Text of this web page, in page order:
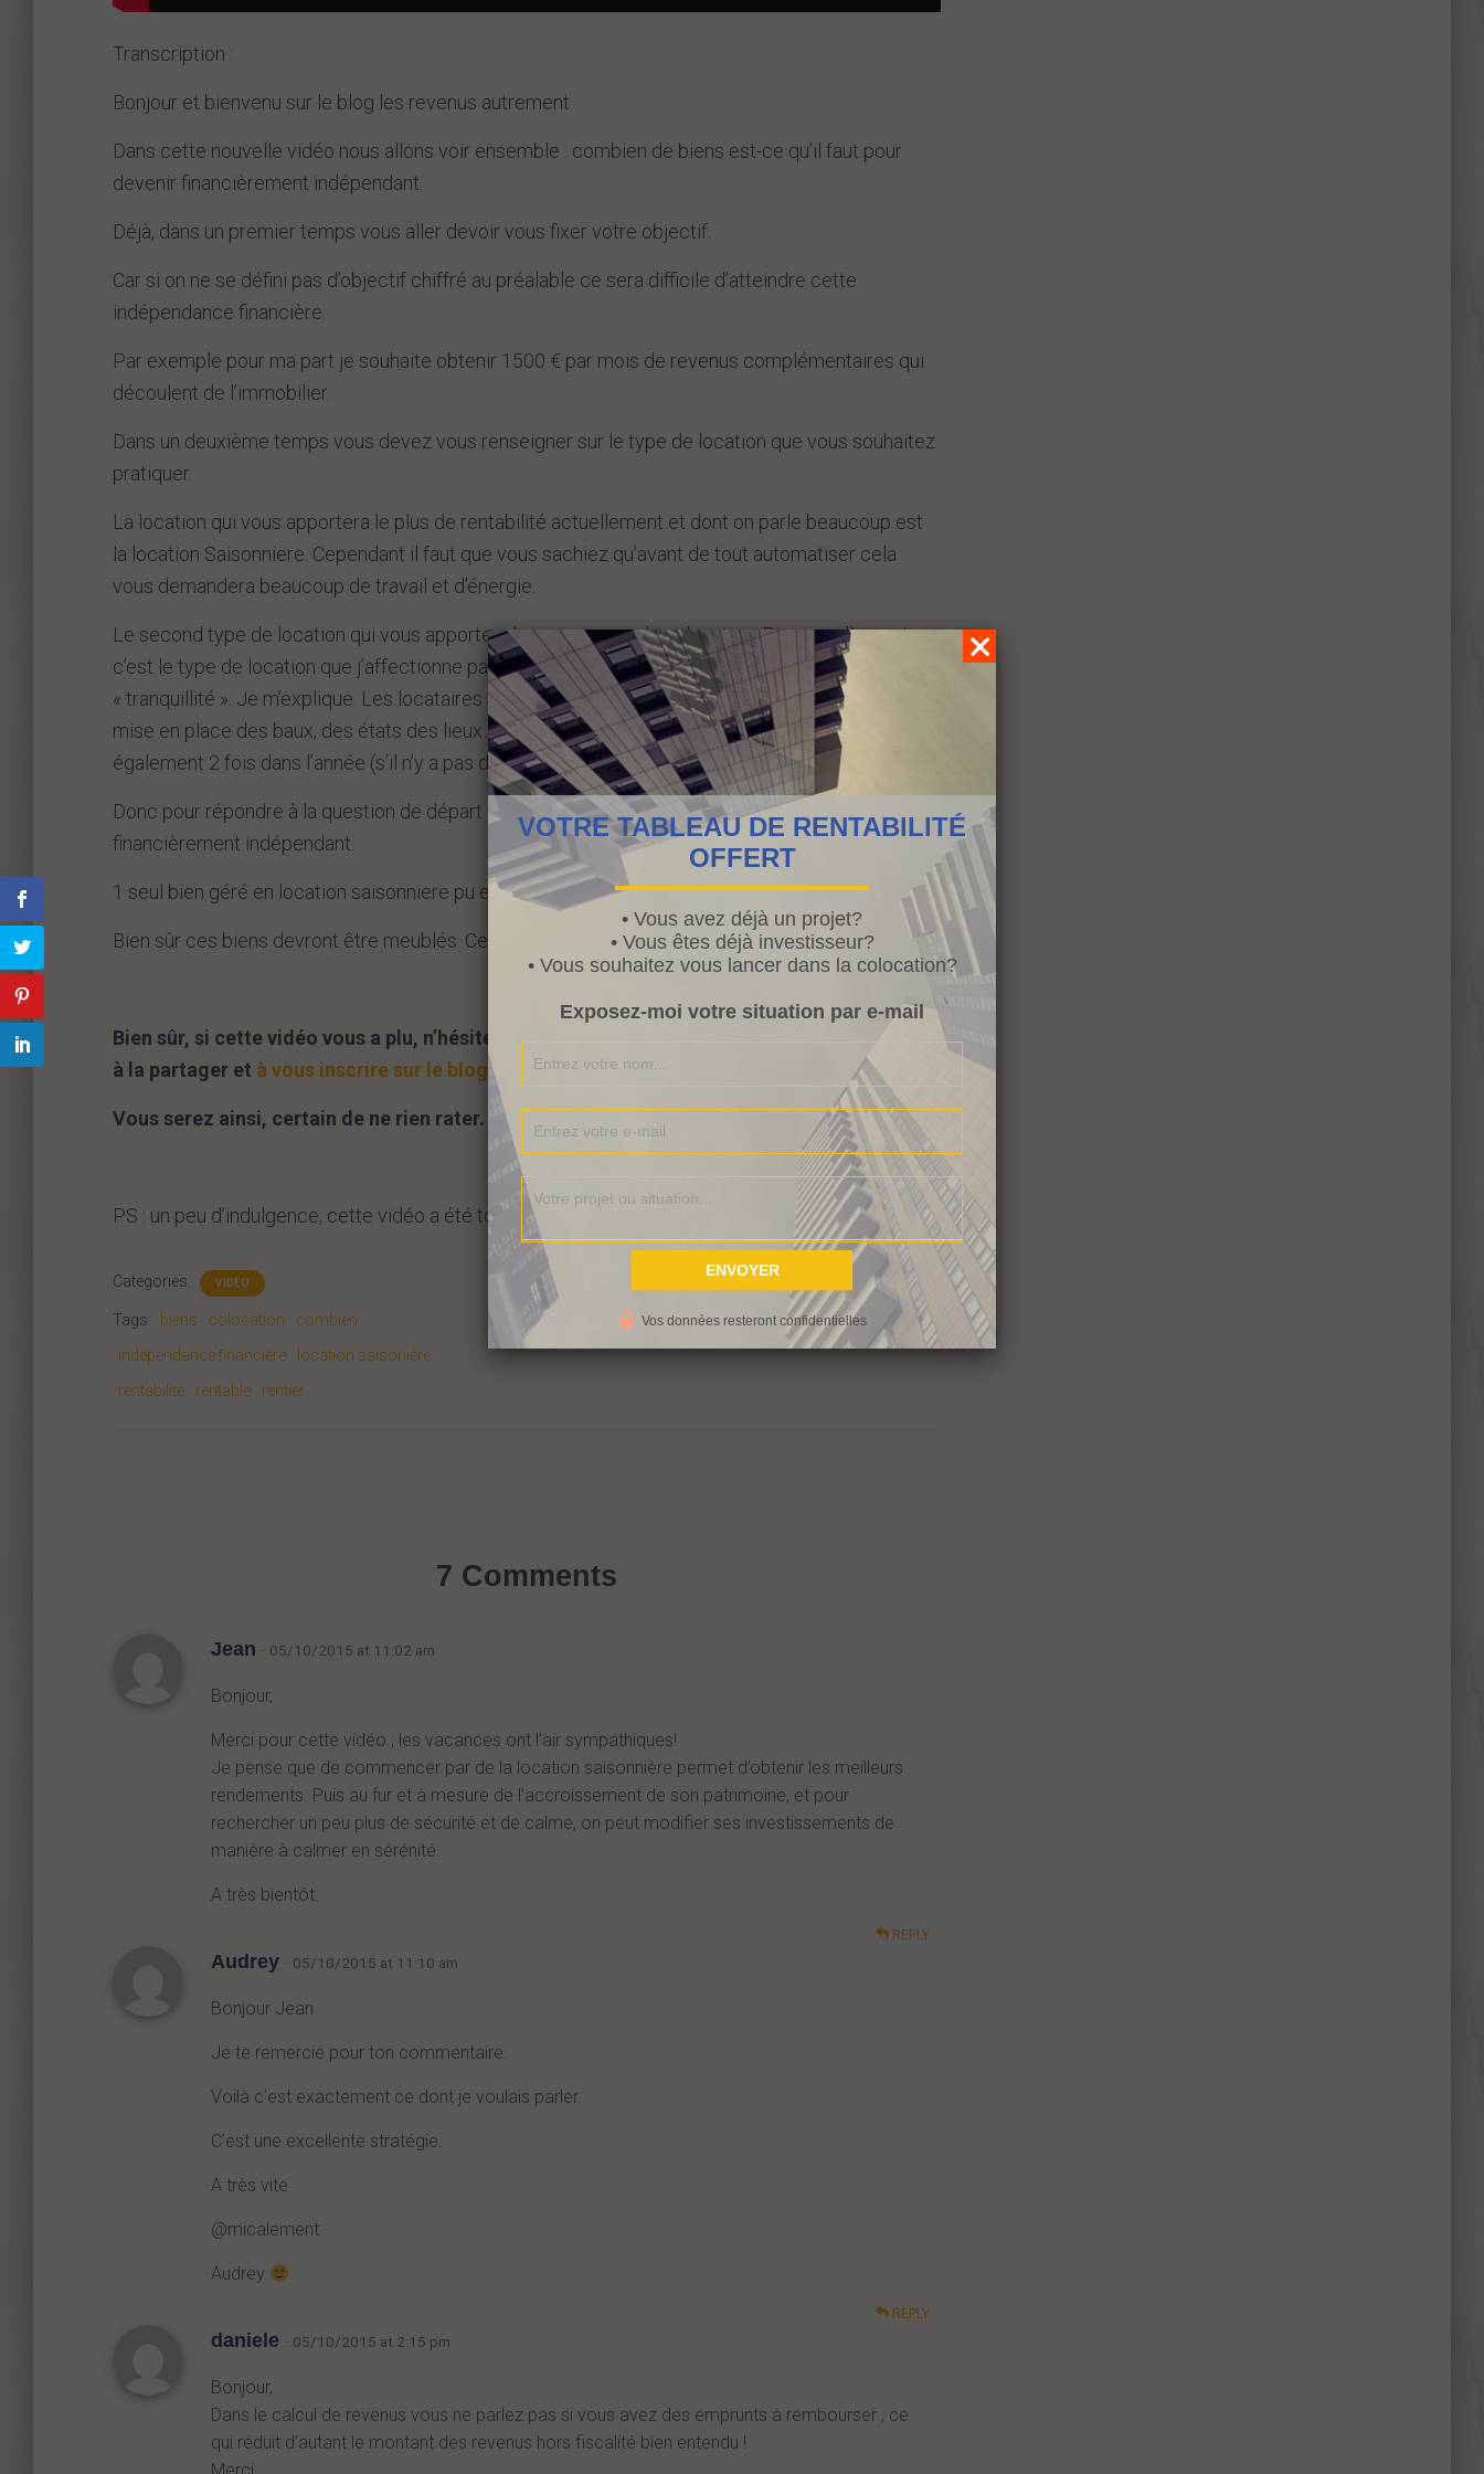
Transcription :
Bonjour et bienvenu sur le blog les revenus autrement
Dans cette nouvelle vidéo nous allons voir ensemble : combien de biens est-ce qu’il faut pour
devenir financièrement indépendant.
Déjà, dans un premier temps vous aller devoir vous fixer votre objectif.
Car si on ne se défini pas d’objectif chiffré au préalable ce sera difficile d’atteindre cette
indépendance financière.
Par exemple pour ma part je souhaite obtenir 1500 € par mois de revenus complémentaires qui
découlent de l’immobilier.
Dans un deuxième temps vous devez vous renseigner sur le type de location que vous souhaitez
pratiquer.
La location qui vous apportera le plus de rentabilité actuellement et dont on parle beaucoup est
la location Saisonniere. Cependant il faut que vous sachiez qu’avant de tout automatiser cela
vous demandera beaucoup de travail et d’énergie.
Le second type de location qui vous apportera beaucoup sera la colocation. Personnellement
c’est le type de location que j’affectionne particulièrement. Car il allie très forte rentabilité et
« tranquillité ». Je m’explique. Les locataires sont souvent des étudiants. Dont le « travail » lié à la
mise en place des baux, des états des lieux se fera certes au vi du nombre de colocataires mais
également 2 fois dans l’année (s’il n’y a pas de départ dans la colocation).
Donc pour répondre à la question de départ. De combien de biens avez vous besoin pour devenir
financièrement indépendant.
1 seul bien géré en location saisonniere pu en colocation pourront être suffisants.
Bien sûr ces biens devront être meublés. Ce qui augmentera de fait votre rentabilité.
Bien sûr, si cette vidéo vous a plu, n’hésitez pas à laisser un commentaire juste en dessous,
à la partager et à vous inscrire sur le bloget surla chaîne Youtube . Si si dans cet ordre :-).
Vous serez ainsi, certain de ne rien rater.
PS : un peu d’indulgence, cette vidéo a été tournée en 1 shot
Categories: VIDEO
Tags: biens colocation
combien
indépendance financière
location saisonière
rentabilité
rentable rentier
7 Comments
Jean · 05/10/2015 at 11:02 am
Bonjour,
Merci pour cette vidéo ; les vacances ont l’air sympathiques!
Je pense que de commencer par de la location saisonnière permet d’obtenir les meilleurs
rendements. Puis au fur et à mesure de l’accroissement de son patrimoine, et pour
rechercher un peu plus de sécurité et de calme, on peut modifier ses investissements de
manière à calmer en sérénité.
A très bientôt.
REPLY
Audrey · 05/10/2015 at 11:10 am
Bonjour Jean
Je te remercie pour ton commentaire.
Voilà c’est exactement ce dont je voulais parler.
C’est une excellente stratégie.
A très vite
@micalement
Audrey
REPLY
daniele · 05/10/2015 at 2:15 pm
Bonjour,
Dans le calcul de revenus vous ne parlez pas si vous avez des emprunts à rembourser , ce
qui réduit d’autant le montant des revenus hors fiscalité bien entendu !
VOTRE TABLEAU DE RENTABILITÉ
OFFERT
• Vous avez déjà un projet?
• Vous êtes déjà investisseur?
• Vous souhaitez vous lancer dans la colocation?
Exposez-moi votre situation par e-mail
Vos données resteront confidentielles